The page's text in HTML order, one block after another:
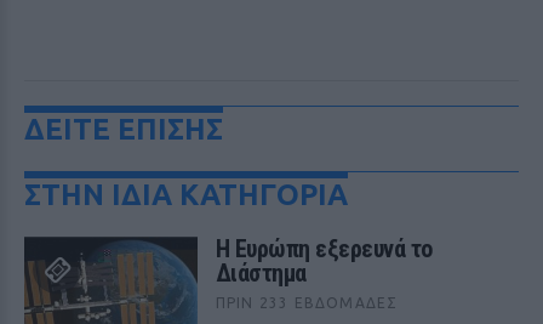
ΔΕΙΤΕ ΕΠΙΣΗΣ
ΣΤΗΝ ΙΔΙΑ ΚΑΤΗΓΟΡΙΑ
Η Ευρώπη εξερευνά το
Διάστημα
ΠΡΙΝ 233 ΕΒΔΟΜΆΔΕΣ